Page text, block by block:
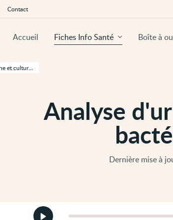
Analyse
Dernière mise à
Analyse d'urine et culture bactérienne
Accueil Fiches Info Santé Boîte à
Contact
Démarrer